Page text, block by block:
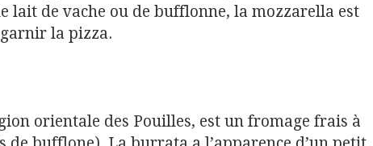
lait de vache ou de bufflonne, la mozzarella est
la pizza.
orientale des Pouilles, est un fromage frais à